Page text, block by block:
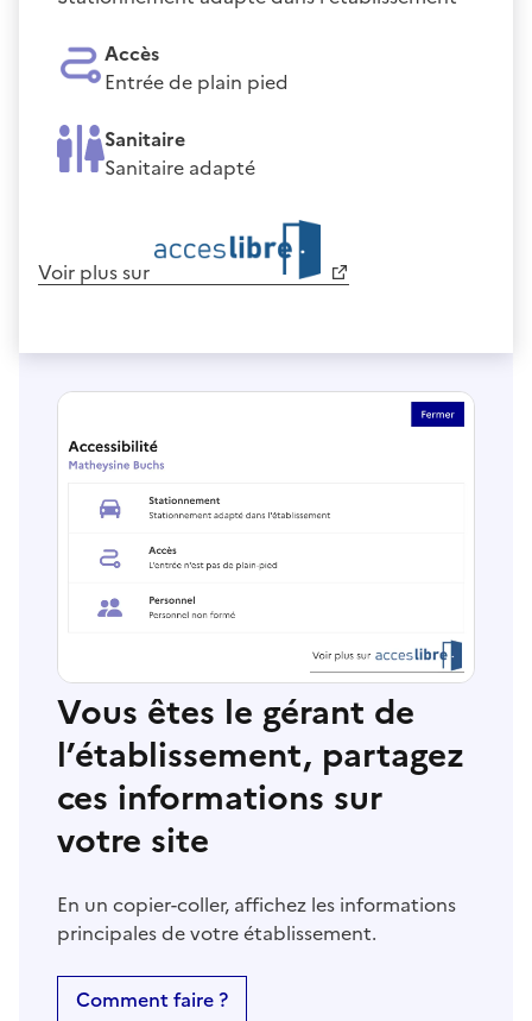
Accès
Entrée de plain pied
Sanitaire
Sanitaire adapté
Voir plus sur
Vous êtes le gérant de
l’établissement, partagez
ces informations sur
votre site
En un copier-coller, affichez les informations
principales de votre établissement.
Comment faire ?